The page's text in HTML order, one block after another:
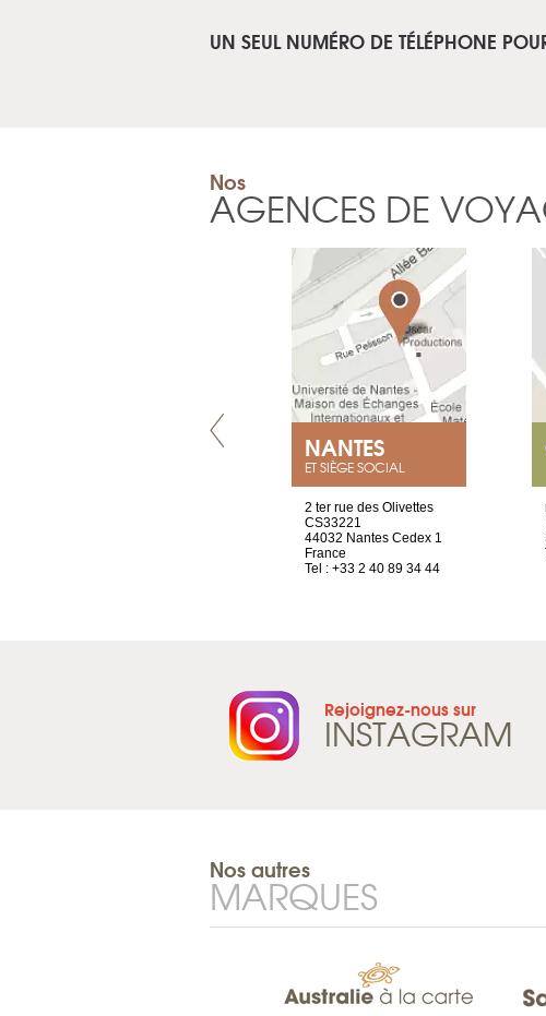
UN SEUL NUMÉRO DE TÉLÉPHONE
Nos
AGENCES DE
NANTES
ET SIÈGE SOCIAL
2 ter rue des Olivettes
CS33221
44032 Nantes Cedex 1
France
Tel : +33 2 40 89 34 44
Rejoignez-nous sur
INSTAGRAM
Nos autres
MARQUES